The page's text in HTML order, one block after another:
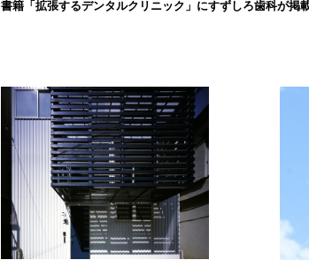
書籍「拡張するデンタルクリニック」にすずしろ歯科が掲